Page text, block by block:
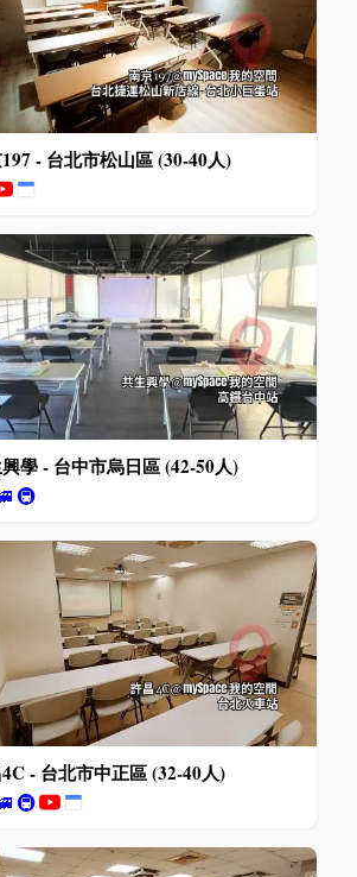
- 台北市松山區 (30-40人)
學 - 台中市烏日區 (42-50人)
🚇
- 台北市中正區 (32-40人)
🚇